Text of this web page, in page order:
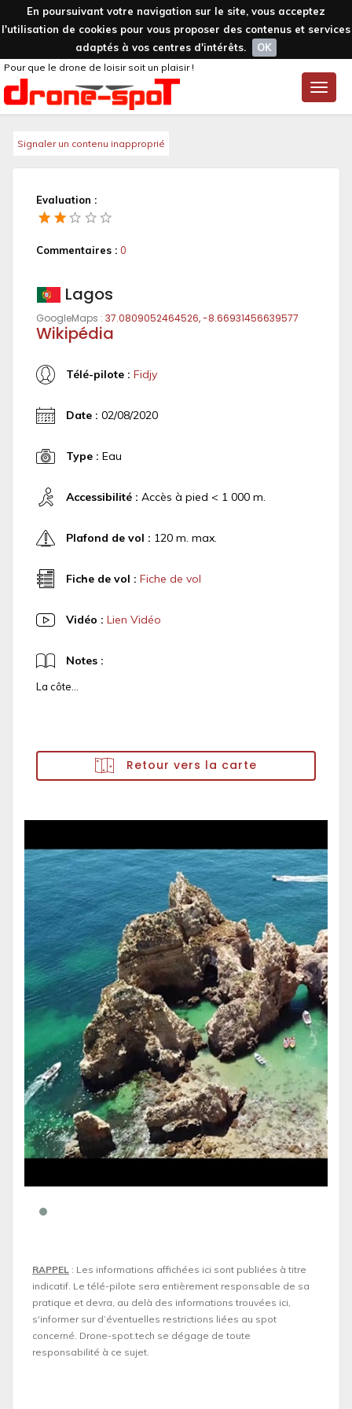
En poursuivant votre navigation sur le site, vous acceptez
l'utilisation de cookies pour vous proposer des contenus et services
adaptés à vos centres d'intérêts.
OK
Toggle
Pour que le drone de loisir soit un plaisir !
Signaler un contenu inapproprié
Evaluation :
Commentaires : 0
Lagos
GoogleMaps : 37.0809052464526, -8.66931456639577
Wikipédia
Télé-pilote : Fidjy
Date : 02/08/2020
Type : Eau
Accessibilité : Accès à pied < 1 000 m.
Plafond de vol : 120 m. max.
Fiche de vol : Fiche de vol
Vidéo : Lien Vidéo
Notes :
La côte...
Retour vers la carte
RAPPEL : Les informations affichées ici sont publiées à titre
indicatif. Le télé-pilote sera entièrement responsable de sa
pratique et devra, au delà des informations trouvées ici,
s'informer sur d’éventuelles restrictions liées au spot
concerné. Drone-spot.tech se dégage de toute
responsabilité à ce sujet.